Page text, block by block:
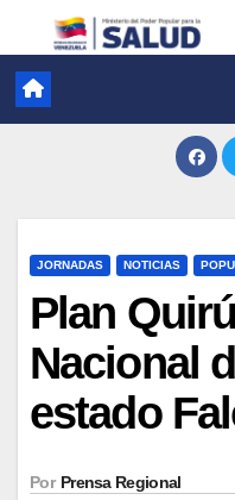
JORNADAS NOTICIAS
Plan
Nacional
estado
Por Prensa Regional